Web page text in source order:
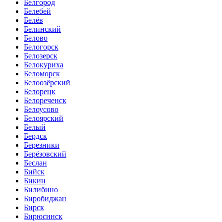
Белгород
Белебей
Белёв
Белинский
Белово
Белогорск
Белозерск
Белокуриха
Беломорск
Белоозёрский
Белорецк
Белореченск
Белоусово
Белоярский
Белый
Бердск
Березники
Берёзовский
Беслан
Бийск
Бикин
Билибино
Биробиджан
Бирск
Бирюсинск